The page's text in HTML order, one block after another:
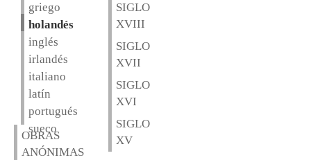
griego
holandés
inglés
irlandés
italiano
latín
portugués
sueco
OBRAS
ANÓNIMAS
SIGLO
XVIII
SIGLO
XVII
SIGLO
XVI
SIGLO
XV